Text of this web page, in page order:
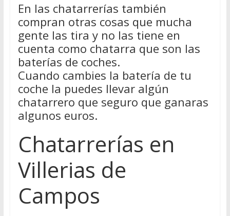
En las chatarrerías también
compran otras cosas que mucha
gente las tira y no las tiene en
cuenta como chatarra que son las
baterías de coches.
Cuando cambies la batería de tu
coche la puedes llevar algún
chatarrero que seguro que ganaras
algunos euros.
Chatarrerías en
Villerias de
Campos